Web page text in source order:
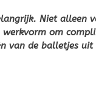
Niet alleen
om
van de balletjes